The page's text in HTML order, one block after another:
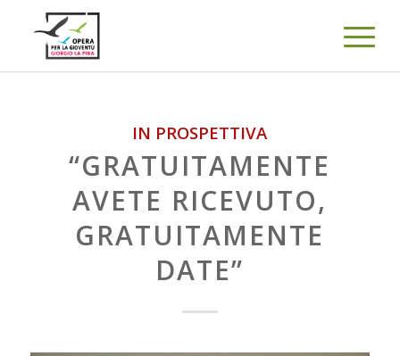
IN PROSPETTIVA
“GRATUITAMENTE
AVETE RICEVUTO,
GRATUITAMENTE
DATE”